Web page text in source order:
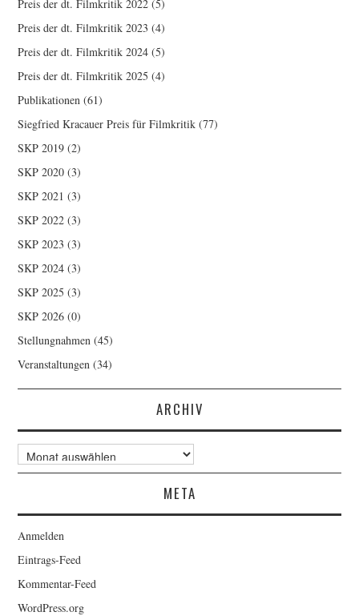
Preis der dt. Filmkritik 2022 (5)
Preis der dt. Filmkritik 2023 (4)
Preis der dt. Filmkritik 2024 (5)
Preis der dt. Filmkritik 2025 (4)
Publikationen (61)
Siegfried Kracauer Preis für Filmkritik (77)
SKP 2019 (2)
SKP 2020 (3)
SKP 2021 (3)
SKP 2022 (3)
SKP 2023 (3)
SKP 2024 (3)
SKP 2025 (3)
SKP 2026 (0)
Stellungnahmen (45)
Veranstaltungen (34)
ARCHIV
Archiv
META
Anmelden
Eintrags-Feed
Kommentar-Feed
WordPress.org